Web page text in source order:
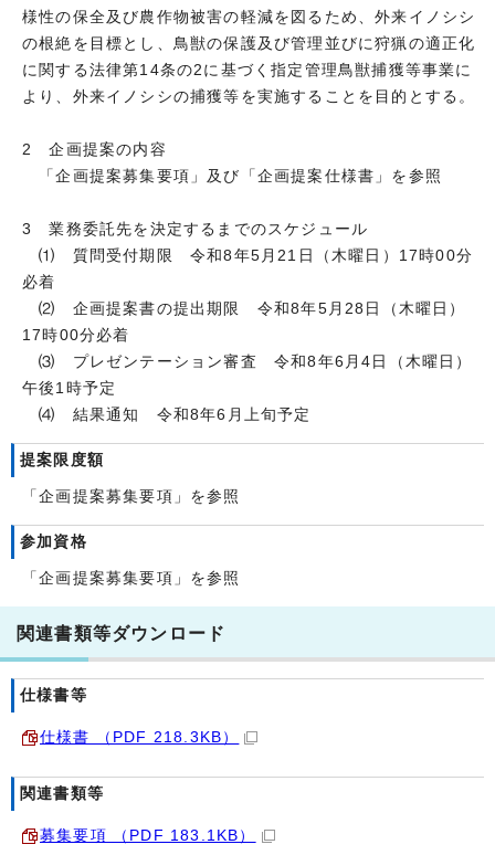
様性の保全及び農作物被害の軽減を図るため、外来イノシシ
の根絶を目標とし、鳥獣の保護及び管理並びに狩猟の適正化
に関する法律第14条の2に基づく指定管理鳥獣捕獲等事業に
より、外来イノシシの捕獲等を実施することを目的とする。
2 企画提案の内容
「企画提案募集要項」及び「企画提案仕様書」を参照
3 業務委託先を決定するまでのスケジュール
⑴ 質問受付期限 令和8年5月21日（木曜日）17時00分
必着
⑵ 企画提案書の提出期限 令和8年5月28日（木曜日）
17時00分必着
⑶ プレゼンテーション審査 令和8年6月4日（木曜日）
午後1時予定
⑷ 結果通知 令和8年6月上旬予定
提案限度額
「企画提案募集要項」を参照
参加資格
「企画提案募集要項」を参照
関連書類等ダウンロード
仕様書等
仕様書 （PDF 218.3KB）
関連書類等
募集要項 （PDF 183.1KB）